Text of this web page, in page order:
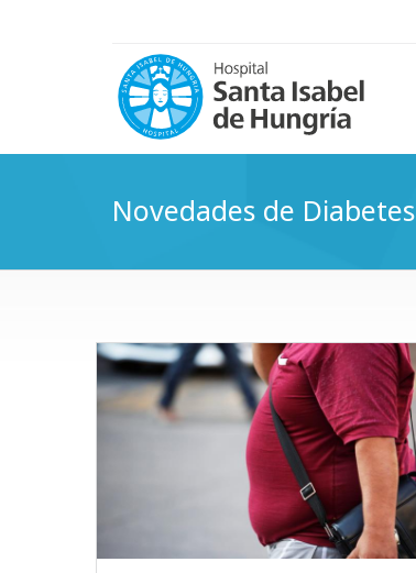
Novedades de Diabetes